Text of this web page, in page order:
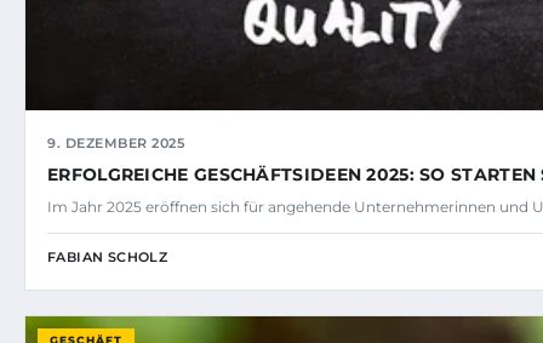
9. DEZEMBER 2025
ERFOLGREICHE GESCHÄFTSIDEEN 2025: SO
Im Jahr 2025 eröffnen sich für angehende Unternehmerinnen und
FABIAN SCHOLZ